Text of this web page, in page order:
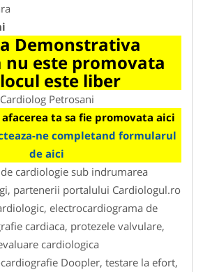
Demonstrativa
nu este promovata
este liber
Cardiolog Petrosani
ta sa fie promovata aici
ne completand formularul
de aici
cardiologie sub indrumarea
partenerii portalului Cardiologul.ro
electrocardiograma de
cardiaca, protezele valvulare,
cardiologica
Doopler, testare la efort,